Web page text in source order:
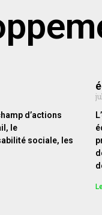
d’actions
le
sociale, les